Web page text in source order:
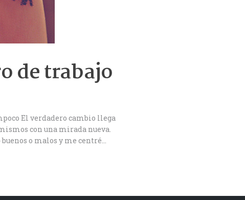
de trabajo
El verdadero cambio llega
con una mirada nueva.
buenos o malos y me centré…